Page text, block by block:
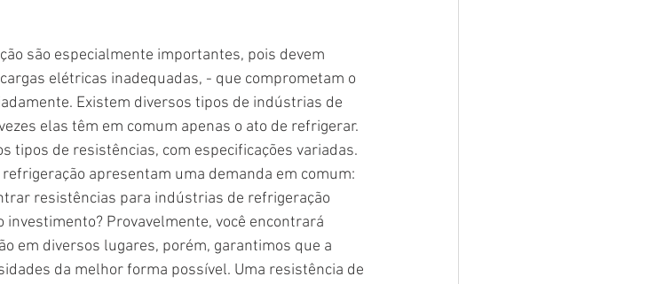
são especialmente importantes, pois devem
elétricas inadequadas, - que comprometam o
Existem diversos tipos de indústrias de
elas têm em comum apenas o ato de refrigerar.
tipos de resistências, com especificações variadas.
apresentam uma demanda em comum:
resistências para indústrias de refrigeração
Provavelmente, você encontrará
em diversos lugares, porém, garantimos que a
da melhor forma possível. Uma resistência de